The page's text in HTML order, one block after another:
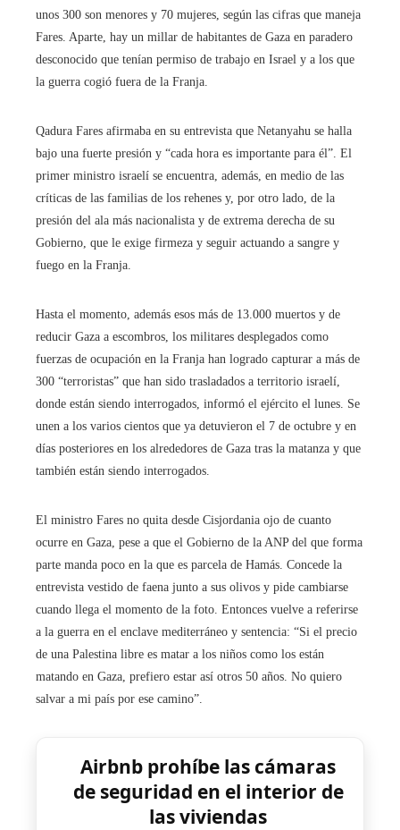
unos 300 son menores y 70 mujeres, según las cifras que maneja
Fares. Aparte, hay un millar de habitantes de Gaza en paradero
desconocido que tenían permiso de trabajo en Israel y a los que
la guerra cogió fuera de la Franja.
Qadura Fares afirmaba en su entrevista que Netanyahu se halla
bajo una fuerte presión y “cada hora es importante para él”. El
primer ministro israelí se encuentra, además, en medio de las
críticas de las familias de los rehenes y, por otro lado, de la
presión del ala más nacionalista y de extrema derecha de su
Gobierno, que le exige firmeza y seguir actuando a sangre y
fuego en la Franja.
Hasta el momento, además esos más de 13.000 muertos y de
reducir Gaza a escombros, los militares desplegados como
fuerzas de ocupación en la Franja han logrado capturar a más de
300 “terroristas” que han sido trasladados a territorio israelí,
donde están siendo interrogados, informó el ejército el lunes. Se
unen a los varios cientos que ya detuvieron el 7 de octubre y en
días posteriores en los alrededores de Gaza tras la matanza y que
también están siendo interrogados.
El ministro Fares no quita desde Cisjordania ojo de cuanto
ocurre en Gaza, pese a que el Gobierno de la ANP del que forma
parte manda poco en la que es parcela de Hamás. Concede la
entrevista vestido de faena junto a sus olivos y pide cambiarse
cuando llega el momento de la foto. Entonces vuelve a referirse
a la guerra en el enclave mediterráneo y sentencia: “Si el precio
de una Palestina libre es matar a los niños como los están
matando en Gaza, prefiero estar así otros 50 años. No quiero
salvar a mi país por ese camino”.
Airbnb prohíbe las cámaras
de seguridad en el interior de
las viviendas